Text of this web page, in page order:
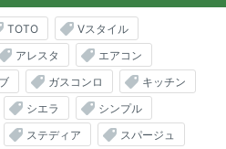
TOTO
Vスタイル
アレスタ
エアコン
ガスコンロ
キッチン
シエラ
シンプル
ステディア
スパージュ